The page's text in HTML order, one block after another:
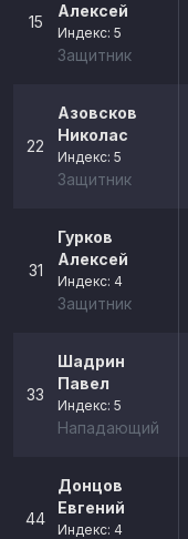
15
Алексей
Индекс: 5
Защитник
22
Азовсков
Николас
Индекс: 5
Защитник
31
Гурков
Алексей
Индекс: 4
Защитник
33
Шадрин
Павел
Индекс: 5
Нападающий
44
Донцов
Евгений
Индекс: 4